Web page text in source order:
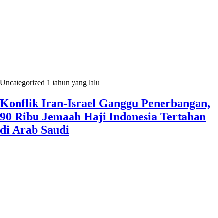
Uncategorized 1 tahun yang lalu
Konflik Iran-Israel Ganggu Penerbangan,
90 Ribu Jemaah Haji Indonesia Tertahan
di Arab Saudi